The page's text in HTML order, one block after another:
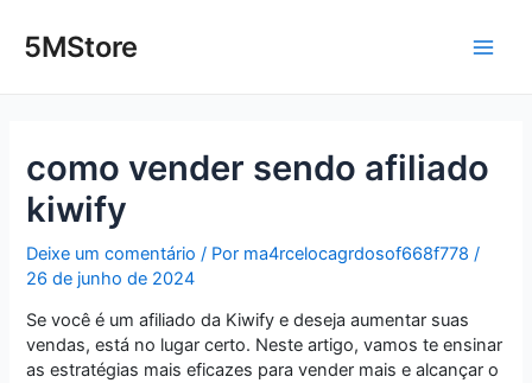
para5MStore
como vender sendo afiliado
kiwify
Deixe um comentário / Por ma4rcelocagrdosof668f778/
26 de junho de 2024
Se você é um afiliado da Kiwify e deseja aumentar suas
vendas, está no lugar certo. Neste artigo, vamos te ensinar
as estratégias mais eficazes para vender mais e alcançar o
navigation